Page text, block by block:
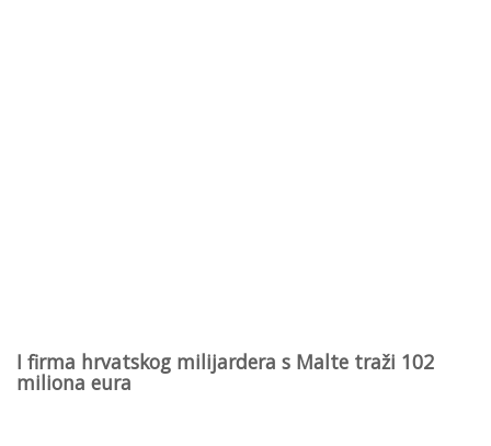
I firma hrvatskog milijardera s Malte traži 102
miliona eura